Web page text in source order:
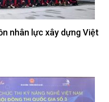
nhân lực xây dựng Việt